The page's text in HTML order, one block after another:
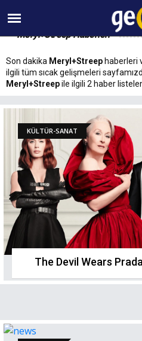
07 AĞUSTOS
Meryl+Streep Haberleri
Son dakika Meryl+Streep haberleri
ilgili tüm sıcak gelişmeleri
Meryl+Streepile ilgili 2 haber
KÜLTÜR-SANAT
The Devil Wears